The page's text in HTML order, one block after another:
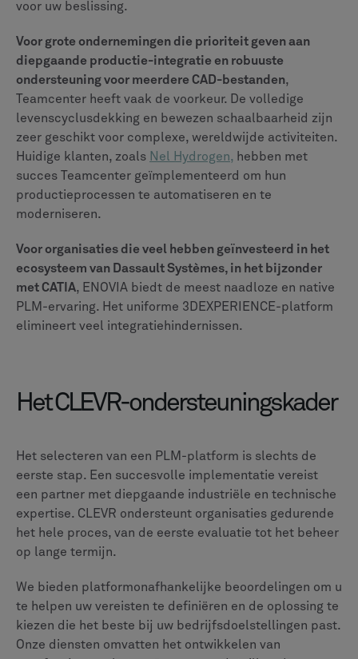
Neem contact op met implementatiepartners die
helpen bij het omgaan met de complexiteit van een
PLM-transformatie.
Als je naar Teamcenter neigt, staat CLEVR klaar om je
te helpen om het vanaf dag één te laten werken.Neem
contact op met de experts van CLEVRom u te helpen
bij het bepalen van uw PLM-strategie en ervoor te
zorgen dat het gekozen platform aan uw behoeften
voldoet om uw bedrijf vooruit te helpen.
Onderzoeksmethodologie
Deze vergelijking is gebaseerd op een uitgebreide
softwarebeoordelingsplatforms zoals G2 en
beeld te geven van beide PLM-softwareplatforms.
CLEVR